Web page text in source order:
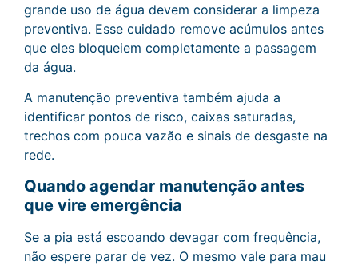
grande uso de água devem considerar a limpeza
preventiva. Esse cuidado remove acúmulos antes
que eles bloqueiem completamente a passagem
da água.
A manutenção preventiva também ajuda a
identificar pontos de risco, caixas saturadas,
trechos com pouca vazão e sinais de desgaste na
rede.
Quando agendar manutenção antes
que vire emergência
Se a pia está escoando devagar com frequência,
não espere parar de vez. O mesmo vale para mau